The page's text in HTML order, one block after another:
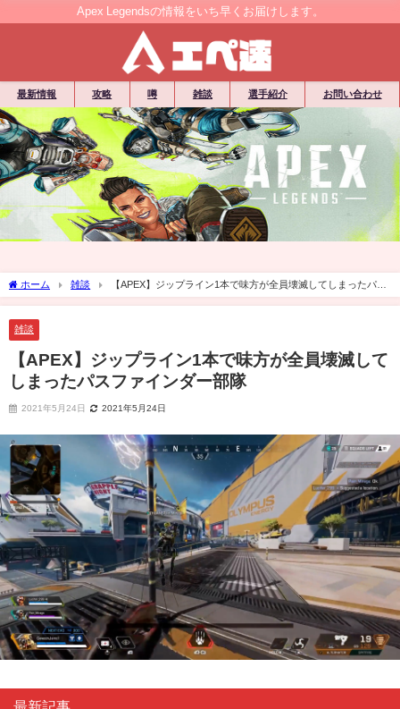
Apex Legendsの情報をいち早くお届けします。
最新情報 攻略 噂 雑談 選手紹介 お問い合わせ
ホーム 雑談
【APEX】ジップライン1本で味方が全員壊滅してしまったパス
ファインダー部隊
雑談
【APEX】ジップライン1本で味方が全員壊滅して
しまったパスファインダー部隊
2021年5月24日 2021年5月24日